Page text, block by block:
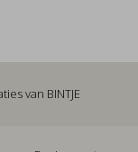
van BINTJE